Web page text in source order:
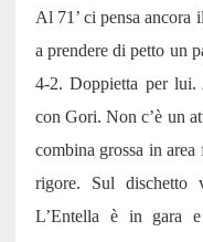
Al 71’ ci pensa
a prendere di petto un
4-2. Doppietta per
con Gori. Non c’è un
combina grossa in
rigore. Sul
L’Entella è in gara